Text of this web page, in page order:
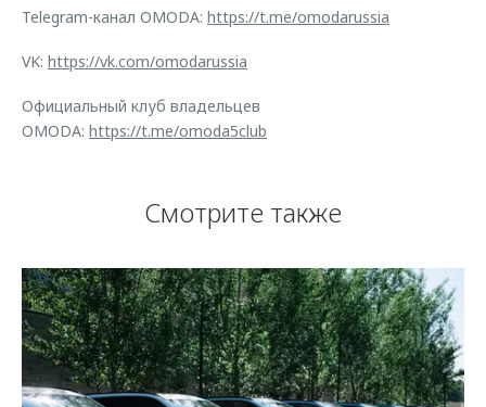
Telegram-канал OMODA: https://t.me/omodarussia
VK: https://vk.com/omodarussia
Официальный клуб владельцев
OMODA: https://t.me/omoda5club
Смотрите также